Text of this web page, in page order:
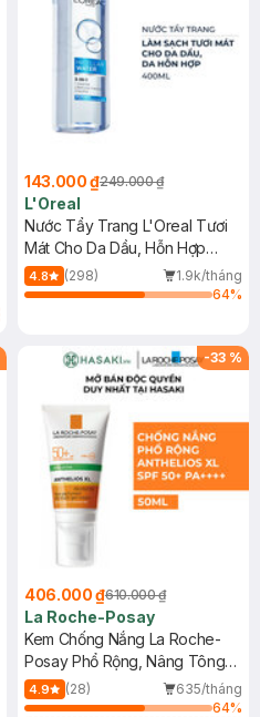
143.000 ₫249.000 ₫
L'Oreal
Nước Tẩy Trang L'Oreal Tươi
Mát Cho Da Dầu, Hỗn Hợp
400ml
4.8 (298)
1.9k/tháng
64%
-33 %
406.000 ₫610.000 ₫
La Roche-Posay
Kem Chống Nắng La Roche-
Posay Phổ Rộng, Nâng Tông
Kiềm Dầu 50ml
4.9 (28)
635/tháng
64%